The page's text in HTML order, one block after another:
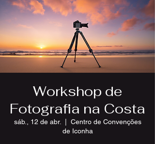
Workshop de
Fotografia na Costa
sáb., 12 de abr.
Centro de Convenções
de Iconha